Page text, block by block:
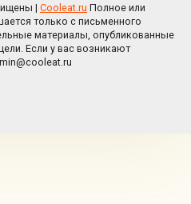
| Cooleat.ru Полное или
только с письменного
материалы, опубликованные
Если у вас возникают